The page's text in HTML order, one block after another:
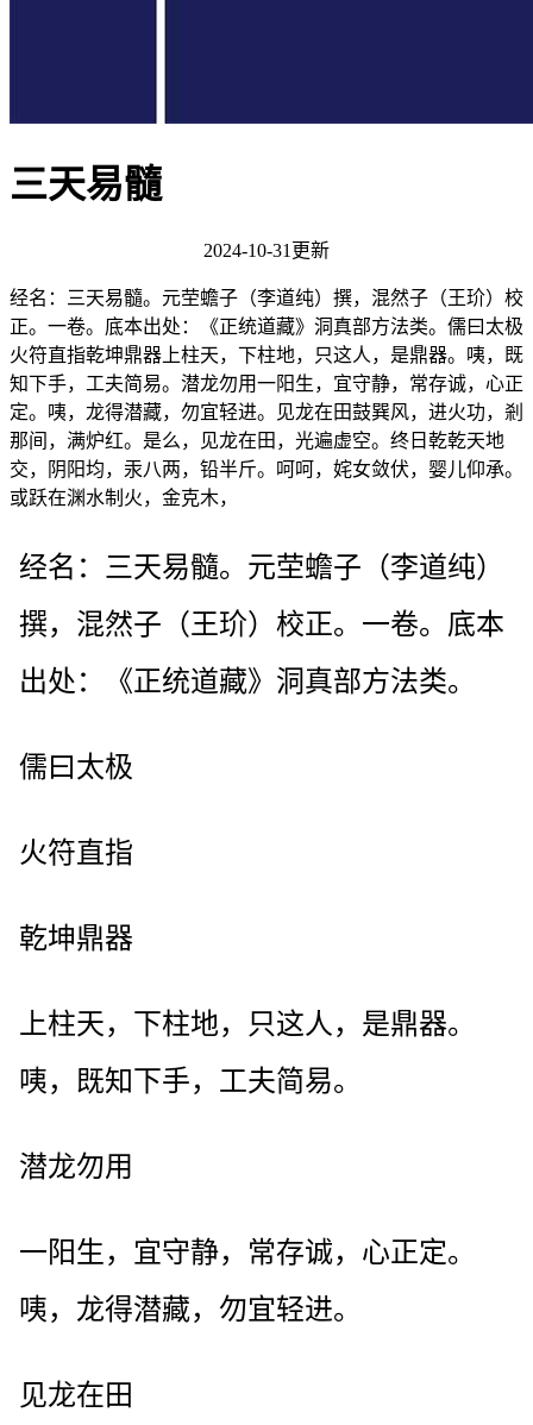
三天易髓
2024-10-31更新
经名：三天易髓。元茔蟾子（李道纯）撰，混然子（王玠）校
正。一卷。底本出处：《正统道藏》洞真部方法类。儒曰太极
火符直指乾坤鼎器上柱天，下柱地，只这人，是鼎器。咦，既
知下手，工夫简易。潜龙勿用一阳生，宜守静，常存诚，心正
定。咦，龙得潜藏，勿宜轻进。见龙在田鼓巽风，进火功，剎
那间，满炉红。是么，见龙在田，光遍虚空。终日乾乾天地
交，阴阳均，汞八两，铅半斤。呵呵，姹女敛伏，婴儿仰承。
或跃在渊水制火，金克木，
经名：三天易髓。元茔蟾子（李道纯）
撰，混然子（王玠）校正。一卷。底本
出处：《正统道藏》洞真部方法类。
儒曰太极
火符直指
乾坤鼎器
上柱天，下柱地，只这人，是鼎器。
咦，既知下手，工夫简易。
潜龙勿用
一阳生，宜守静，常存诚，心正定。
咦，龙得潜藏，勿宜轻进。
见龙在田